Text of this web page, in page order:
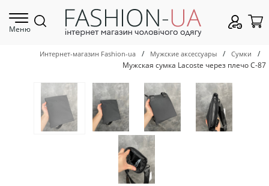
Меню
Интернет-магазин Fashion-ua / Мужские аксессуары / Сумки
/
Мужская сумка Lacoste через плечо С-87